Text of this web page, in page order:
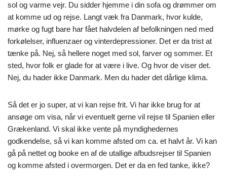
sol og varme vejr. Du sidder hjemme i din sofa og drømmer om
at komme ud og rejse. Langt væk fra Danmark, hvor kulde,
mørke og fugt bare har fået halvdelen af befolkningen ned med
forkølelser, influenzaer og vinterdepressioner. Det er da trist at
tænke på. Nej, så hellere noget med sol, farver og sommer. Et
sted, hvor folk er glade for at være i live. Og hvor de viser det.
Nej, du hader ikke Danmark. Men du hader det dårlige klima.
Så det er jo super, at vi kan rejse frit. Vi har ikke brug for at
ansøge om visa, når vi eventuelt gerne vil rejse til Spanien eller
Grækenland. Vi skal ikke vente på myndighedernes
godkendelse, så vi kan komme afsted om ca. et halvt år. Vi kan
gå på nettet og booke en af de utallige afbudsrejser til Spanien
og komme afsted i overmorgen. Det er da en fed tanke, ikke?